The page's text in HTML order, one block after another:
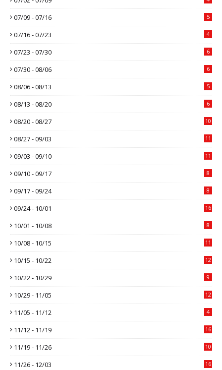
07/09 - 07/16 5
07/16 - 07/23 4
07/23 - 07/30 6
07/30 - 08/06 6
08/06 - 08/13 5
08/13 - 08/20 6
08/20 - 08/27 10
08/27 - 09/03 11
09/03 - 09/10 11
09/10 - 09/17 8
09/17 - 09/24 8
09/24 - 10/01 16
10/01 - 10/08 8
10/08 - 10/15 11
10/15 - 10/22 12
10/22 - 10/29 9
10/29 - 11/05 12
11/05 - 11/12 4
11/12 - 11/19 16
11/19 - 11/26 10
11/26 - 12/03 16